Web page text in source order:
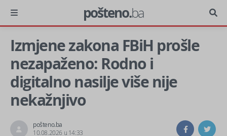
pošteno.ba
Izmjene zakona FBiH prošle
nezapaženo: Rodno i
digitalno nasilje više nije
nekažnjivo
pošteno.ba
10.08.2026 u 14:33